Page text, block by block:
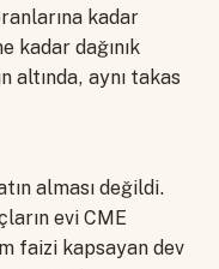
kadar
kadar dağınık
altında, aynı takas
alması değildi.
evi CME
faizi kapsayan dev